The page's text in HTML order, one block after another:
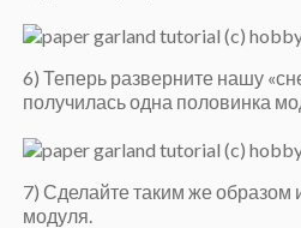
6) Теперь разверните нашу
получилась одна половинка
7) Сделайте таким же образом
модуля.